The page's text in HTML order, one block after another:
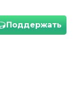
Поддержать